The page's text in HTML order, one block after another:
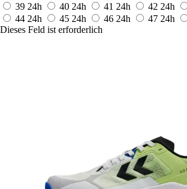
39 24h 40 24h 41 24h 42 24h
44 24h 45 24h 46 24h 47 24h
Dieses Feld ist erforderlich